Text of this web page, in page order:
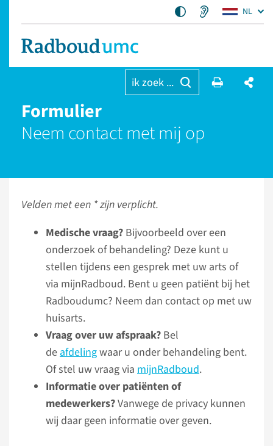
NL
ik zoek ...
Formulier
Neem contact met mij op
Velden met een * zijn verplicht.
Medische vraag? Bijvoorbeeld over een
onderzoek of behandeling? Deze kunt u
stellen tijdens een gesprek met uw arts of
via mijnRadboud. Bent u geen patiënt bij het
Radboudumc? Neem dan contact op met uw
huisarts.
Vraag over uw afspraak? Bel
deafdelingwaar u onder behandeling bent.
Of stel uw vraag via mijnRadboud.
Informatie over patiënten of
medewerkers?Vanwege de privacy kunnen
wij daar geen informatie over geven.